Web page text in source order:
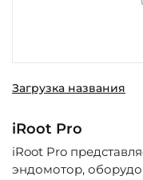
Загрузка названия
iRoot Pro
iRoot Pro
эндомотор,